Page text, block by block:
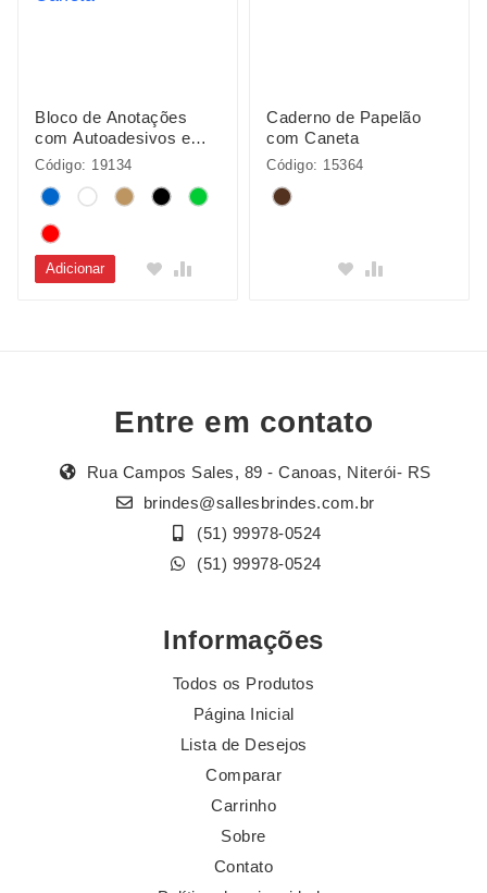
Bloco de Anotações
com Autoadesivos e
Caneta
Código: 19134
Adicionar
Caderno de Papelão
com Caneta
Código: 15364
Entre em contato
Rua Campos Sales, 89 - Canoas, Niterói- RS
brindes@sallesbrindes.com.br
(51) 99978-0524
(51) 99978-0524
Informações
Todos os Produtos
Página Inicial
Lista de Desejos
Comparar
Carrinho
Sobre
Contato